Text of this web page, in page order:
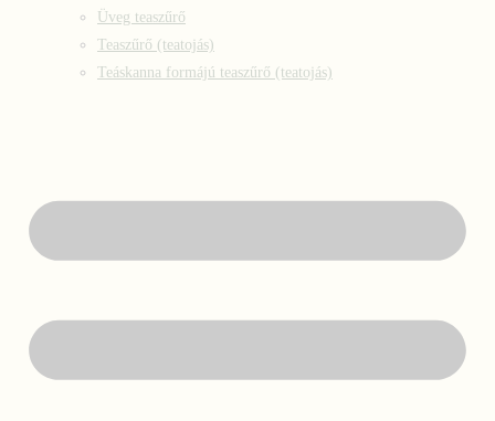
Üveg teaszűrő
Teaszűrő (teatojás)
Teáskanna formájú teaszűrő (teatojás)